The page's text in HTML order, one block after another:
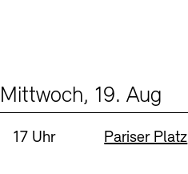
Mittwoch, 19. Aug
Uhrzeit:
17 Uhr Standort
Pariser Platz